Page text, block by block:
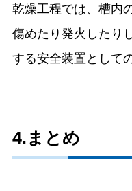
乾燥工程では、槽内
傷めたり発火したり
する安全装置として
4.まとめ